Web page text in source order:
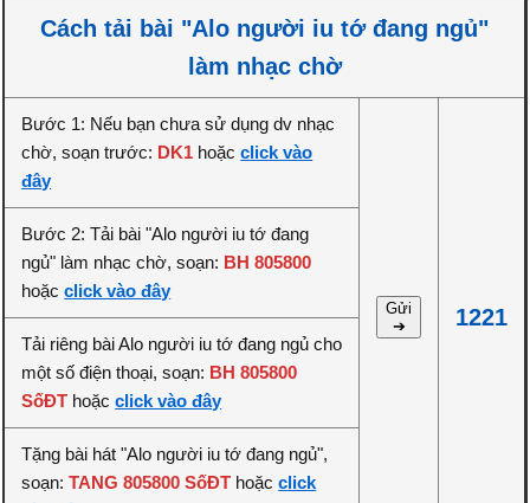
Cách tải bài "Alo người iu tớ đang ngủ"
làm nhạc chờ
Bước 1: Nếu bạn chưa sử dụng dv nhạc
chờ, soạn trước: DK1 hoặcclick vào
đây
Gửi
➔
1221
Bước 2: Tải bài "Alo người iu tớ đang
ngủ" làm nhạc chờ, soạn: BH 805800
hoặcclick vào đây
Tải riêng bài Alo người iu tớ đang ngủ cho
một số điện thoại, soạn: BH 805800
SốĐT hoặcclick vào đây
Tặng bài hát "Alo người iu tớ đang ngủ",
soạn:TANG 805800 SốĐT hoặcclick